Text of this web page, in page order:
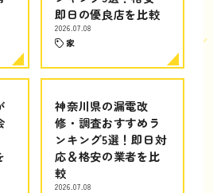
即日の優良店を比較
2026.07.08
家
神奈川県の漏電改
修・調査おすすめラ
ンキング5選！即日対
応＆格安の業者を比
較
2026.07.08